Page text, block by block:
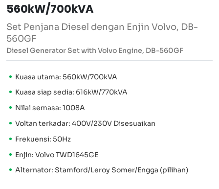
560kW/700kVA
Set Penjana Diesel dengan Enjin Volvo, DB-
560GF
Diesel Generator Set with Volvo Engine, DB-560GF
Kuasa utama: 560kW/700kVA
Kuasa siap sedia: 616kW/770kVA
Nilai semasa: 1008A
Voltan terkadar: 400V/230V Disesuaikan
Frekuensi: 50Hz
Enjin: Volvo TWD1645GE
Alternator: Stamford/Leroy Somer/Engga (pilihan)